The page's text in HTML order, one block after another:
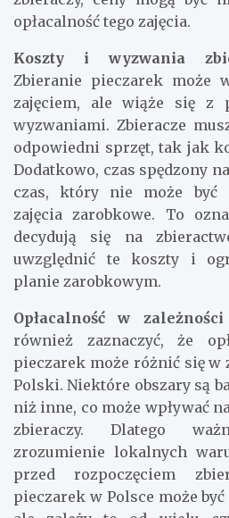
zebrane grzyby. W
zbieraczy, ceny mogą być
opłacalność tego zajęcia.
Koszty i wyzwania
Zbieranie pieczarek może
zajęciem, ale wiąże się z
wyzwaniami. Zbieracze
odpowiedni sprzęt, tak jak
Dodatkowo, czas spędzony
czas, który nie może być
zajęcia zarobkowe. To
decydują się na
uwzględnić te koszty i
planie zarobkowym.
Opłacalność w
również zaznaczyć, że
pieczarek może różnić się w
Polski. Niektóre obszary są
niż inne, co może wpływać
zbieraczy. Dlatego
zrozumienie lokalnych
przed rozpoczęciem